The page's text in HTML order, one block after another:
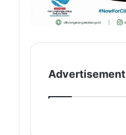
Advertisement